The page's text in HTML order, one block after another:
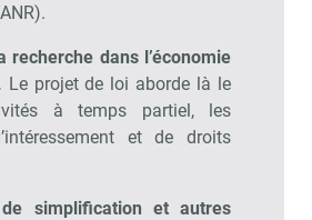
recherche dans l’économie
Le projet de loi aborde là le
à temps partiel, les
et de droits
simplification et autres